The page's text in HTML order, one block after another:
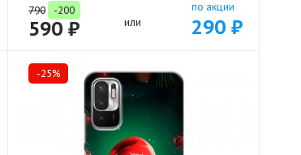
790 -200
590 ₽ или
по акции
290 ₽
-25%